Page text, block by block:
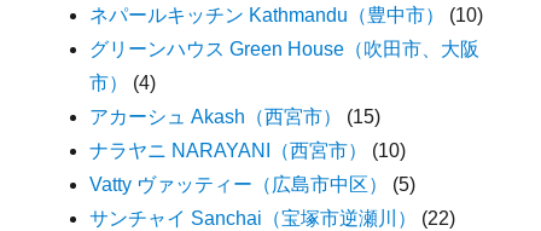
ネパールキッチン Kathmandu（豊中市）
(10)
グリーンハウス Green House（吹田市、大阪
市）
(4)
アカーシュ Akash（西宮市）
(15)
ナラヤニ NARAYANI（西宮市）
(10)
Vatty ヴァッティー（広島市中区）
(5)
サンチャイ Sanchai（宝塚市逆瀬川）
(22)